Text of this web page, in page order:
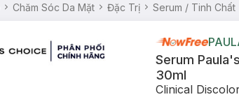
Chăm Sóc Da Mặt Đặc Trị Serum / Tinh Chất
Serum
30ml
Clinical